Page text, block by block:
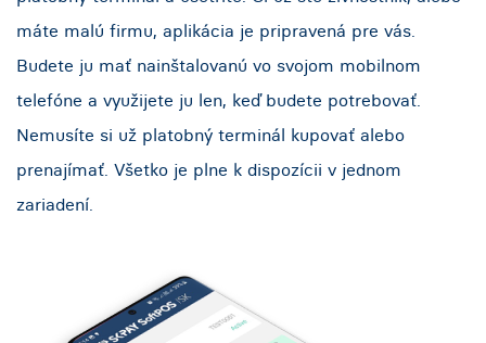
máte malú firmu, aplikácia je pripravená pre vás.
Budete ju mať nainštalovanú vo svojom mobilnom
telefóne a využijete ju len, keď budete potrebovať.
Nemusíte si už platobný terminál kupovať alebo
prenajímať. Všetko je plne k dispozícii v jednom
zariadení.